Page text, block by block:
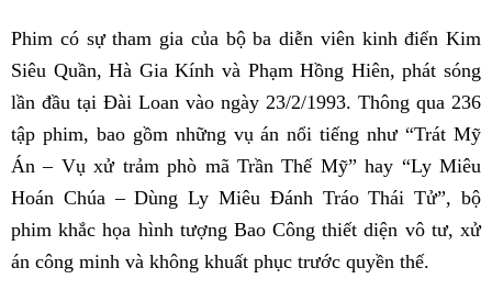
Phim có sự tham gia của bộ ba diễn viên kinh điển Kim
Siêu Quần, Hà Gia Kính và Phạm Hồng Hiên, phát sóng
lần đầu tại Đài Loan vào ngày 23/2/1993. Thông qua 236
tập phim, bao gồm những vụ án nổi tiếng như “Trát Mỹ
Án – Vụ xử trảm phò mã Trần Thế Mỹ” hay “Ly Miêu
Hoán Chúa – Dùng Ly Miêu Đánh Tráo Thái Tử”, bộ
phim khắc họa hình tượng Bao Công thiết diện vô tư, xử
án công minh và không khuất phục trước quyền thế.